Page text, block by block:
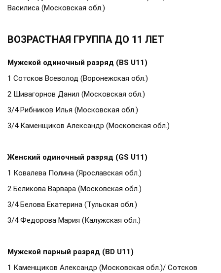
Василиса (Московская обл.)
ВОЗРАСТНАЯ ГРУППА ДО 11 ЛЕТ
Мужской одиночный разряд (BS U11)
1 Сотсков Всеволод (Воронежская обл.)
2 Шивагорнов Данил (Московская обл.)
3/4 Рибников Илья (Московская обл.)
3/4 Каменщиков Александр (Московская обл.)
Женский одиночный разряд (GS U11)
1 Ковалева Полина (Ярославская обл.)
2 Беликова Варвара (Московская обл.)
3/4 Белова Екатерина (Тульская обл.)
3/4 Федорова Мария (Калужская обл.)
Мужской парный разряд (BD U11)
1 Каменщиков Александр (Московская обл.)/ Сотсков